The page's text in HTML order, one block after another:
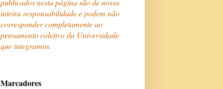
publicados nesta página são de nossa
inteira responsabilidade e podem não
corresponder completamente ao
pensamento coletivo da Universidade
que integramos.
Marcadores